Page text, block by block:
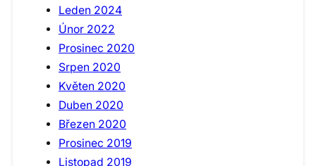
Leden 2024
Únor 2022
Prosinec 2020
Srpen 2020
Květen 2020
Duben 2020
Březen 2020
Prosinec 2019
Listopad 2019